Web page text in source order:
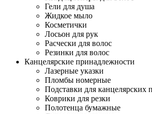
Гели для душа
Жидкое мыло
Косметички
Лосьон для рук
Расчески для волос
Резинки для волос
Канцелярские принадлежности
Лазерные указки
Пломбы номерные
Подставки для канцелярских
Коврики для резки
Полотенца бумажные